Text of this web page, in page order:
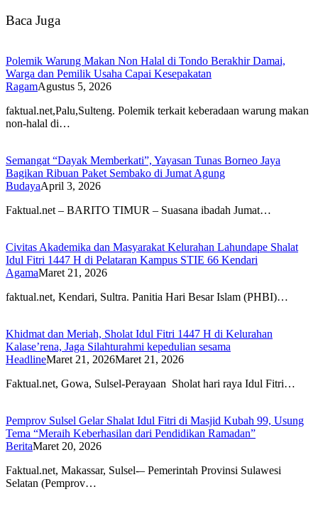
Baca Juga
Polemik Warung Makan Non Halal di Tondo Berakhir Damai,
Warga dan Pemilik Usaha Capai Kesepakatan
RagamAgustus 5, 2026
faktual.net,Palu,Sulteng. Polemik terkait keberadaan warung makan
non-halal di…
Semangat “Dayak Memberkati”, Yayasan Tunas Borneo Jaya
Bagikan Ribuan Paket Sembako di Jumat Agung
BudayaApril 3, 2026
Faktual.net – BARITO TIMUR – Suasana ibadah Jumat…
Civitas Akademika dan Masyarakat Kelurahan Lahundape Shalat
Idul Fitri 1447 H di Pelataran Kampus STIE 66 Kendari
AgamaMaret 21, 2026
faktual.net, Kendari, Sultra. Panitia Hari Besar Islam (PHBI)…
Khidmat dan Meriah, Sholat Idul Fitri 1447 H di Kelurahan
Kalase’rena, Jaga Silahturahmi kepedulian sesama
HeadlineMaret 21, 2026Maret 21, 2026
Faktual.net, Gowa, Sulsel-Perayaan Sholat hari raya Idul Fitri…
Pemprov Sulsel Gelar Shalat Idul Fitri di Masjid Kubah 99, Usung
Tema “Meraih Keberhasilan dari Pendidikan Ramadan”
BeritaMaret 20, 2026
Faktual.net, Makassar, Sulsel-– Pemerintah Provinsi Sulawesi
Selatan (Pemprov…